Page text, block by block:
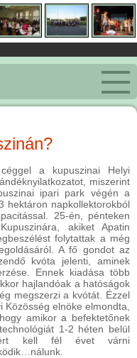
a kupuszinai Helyi
miszerint
ipari park végén a
hektáron napkollektorokból
25-én, pénteken
akiket Apatin
folytattak a még
A fő gondot az
kvóta jelenti, aminek
Ennek kiadása több
hajlandóak a hatóságok
megszerzi a kvótát. Ézzel
elnöke elmondta,
amikor a befektetőnek
1-2 héten belül
kell fél évet várni